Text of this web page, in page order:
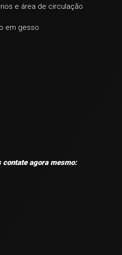
e área de circulação
em gesso
contate agora mesmo: